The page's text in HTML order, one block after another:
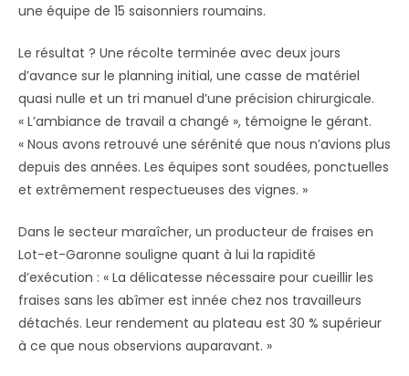
une équipe de 15 saisonniers roumains.
Le résultat ? Une récolte terminée avec deux jours
d’avance sur le planning initial, une casse de matériel
quasi nulle et un tri manuel d’une précision chirurgicale.
« L’ambiance de travail a changé », témoigne le gérant.
« Nous avons retrouvé une sérénité que nous n’avions plus
depuis des années. Les équipes sont soudées, ponctuelles
et extrêmement respectueuses des vignes. »
Dans le secteur maraîcher, un producteur de fraises en
Lot-et-Garonne souligne quant à lui la rapidité
d’exécution : « La délicatesse nécessaire pour cueillir les
fraises sans les abîmer est innée chez nos travailleurs
détachés. Leur rendement au plateau est 30 % supérieur
à ce que nous observions auparavant. »